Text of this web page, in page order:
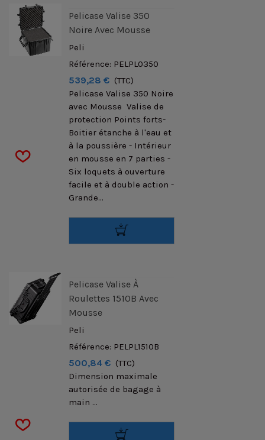
Pelicase Valise 350
Noire Avec Mousse
Peli
Référence: PELPL0350
539,28 € (TTC)
Pelicase Valise 350 Noire
avec Mousse Valise de
protection Points forts-
Boitier étanche à l'eau et
à la poussière - Intérieur
en mousse en 7 parties -
Six loquets à ouverture
facile et à double action -
Grande...
Pelicase Valise À
Roulettes 1510B Avec
Mousse
Peli
Référence: PELPL1510B
500,84 € (TTC)
Dimension maximale
autorisée de bagage à
main ...